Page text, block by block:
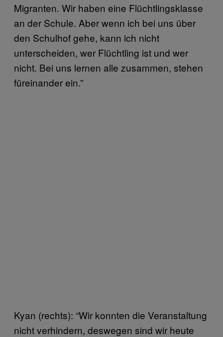
Migranten. Wir haben eine Flüchtlingsklasse
an der Schule. Aber wenn ich bei uns über
den Schulhof gehe, kann ich nicht
unterscheiden, wer Flüchtling ist und wer
nicht. Bei uns lernen alle zusammen, stehen
füreinander ein.”
Kyan (rechts): “Wir konnten die Veranstaltung
nicht verhindern, deswegen sind wir heute